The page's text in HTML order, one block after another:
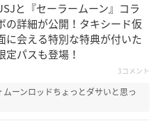
と『セーラームーン』コラ
の詳細が公開！タキシード仮
に会える特別な特典が付いた
定パスも登場！
3コメント
ーンロッドちょっとダサいと思っ